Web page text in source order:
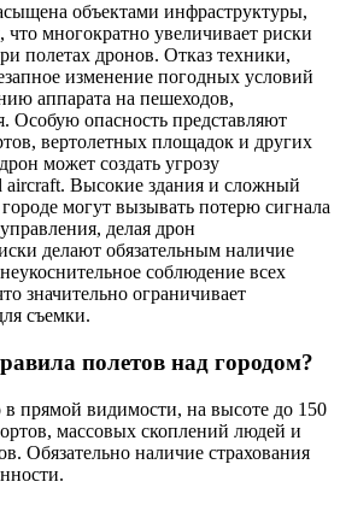
объектами инфраструктуры,
многократно увеличивает риски
полетах дронов. Отказ техники,
изменение погодных условий
аппарата на пешеходов,
Особую опасность представляют
вертолетных площадок и других
может создать угрозу
aircraft. Высокие здания и сложный
могут вызывать потерю сигнала
делая дрон
делают обязательным наличие
соблюдение всех
значительно ограничивает
съемки.
полетов над городом?
в прямой видимости, на высоте до 150
массовых скоплений людей и
Обязательно наличие страхования